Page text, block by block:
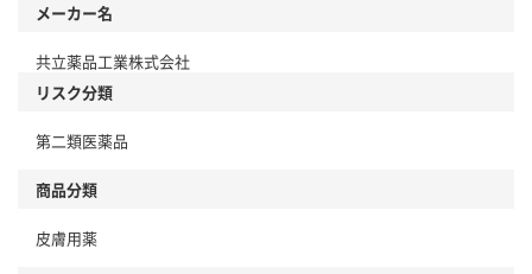
メーカー名
共立薬品工業株式会社
リスク分類
第二類医薬品
商品分類
皮膚用薬